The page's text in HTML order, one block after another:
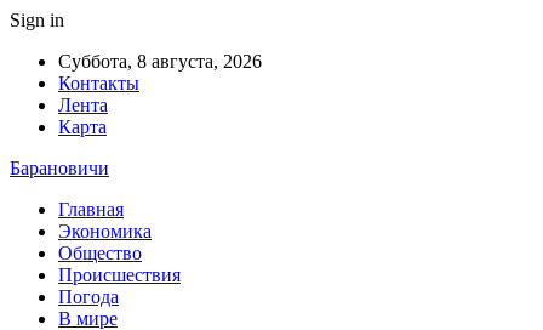
Sign in
Суббота, 8 августа, 2026
Контакты
Лента
Карта
Барановичи
Главная
Экономика
Общество
Происшествия
Погода
В мире